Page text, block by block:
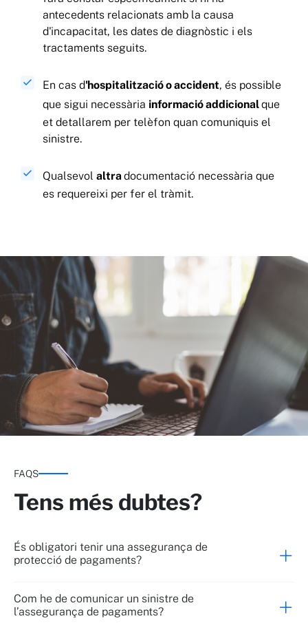
antecedents relacionats amb la causa
d'incapacitat, les dates de diagnòstic i els
tractaments seguits.
En cas d'hospitalització o accident, és possible
que sigui necessària informació addicionalque
et detallarem per telèfon quan comuniquis el
sinistre.
Qualsevol altradocumentació necessària que
es requereixi per fer el tràmit.
FAQS
Tens més dubtes?
És obligatori tenir una assegurança de
protecció de pagaments?
Com he de comunicar un sinistre de
l’assegurança de pagaments?